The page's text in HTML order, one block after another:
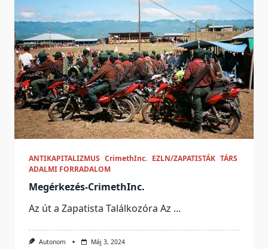
ANTIKAPITALIZMUS CrimethInc. EZLN/ZAPATISTÁK TÁRS
ADALMI FORRADALOM
Megérkezés-CrimethInc.
Az út a Zapatista Találkozóra Az ...
Autonom Máj 3, 2024